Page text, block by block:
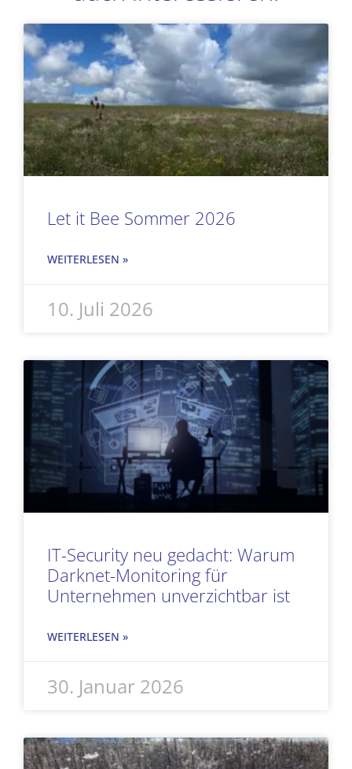
Let it Bee Sommer 2026
WEITERLESEN »
10. Juli 2026
IT-Security neu gedacht: Warum
Darknet-Monitoring für
Unternehmen unverzichtbar ist
WEITERLESEN »
30. Januar 2026
SeiteSeiteSeite Seite